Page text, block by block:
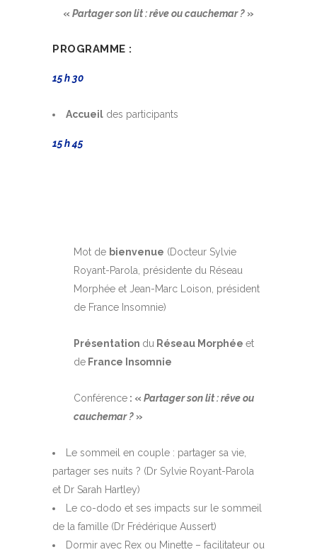
« Partager son lit : rêve ou cauchemar ? »
PROGRAMME :
15 h 30
Accueil des participants
15 h 45
Mot de bienvenue (Docteur Sylvie
Royant-Parola, présidente du Réseau
Morphée et Jean-Marc Loison, président
de France Insomnie)
Présentation du Réseau Morphée et
de France Insomnie
Conférence : « Partager son lit : rêve ou
cauchemar ? »
Le sommeil en couple : partager sa vie,
partager ses nuits ? (Dr Sylvie Royant-Parola
et Dr Sarah Hartley)
Le co-dodo et ses impacts sur le sommeil
de la famille (Dr Frédérique Aussert)
Dormir avec Rex ou Minette – facilitateur ou